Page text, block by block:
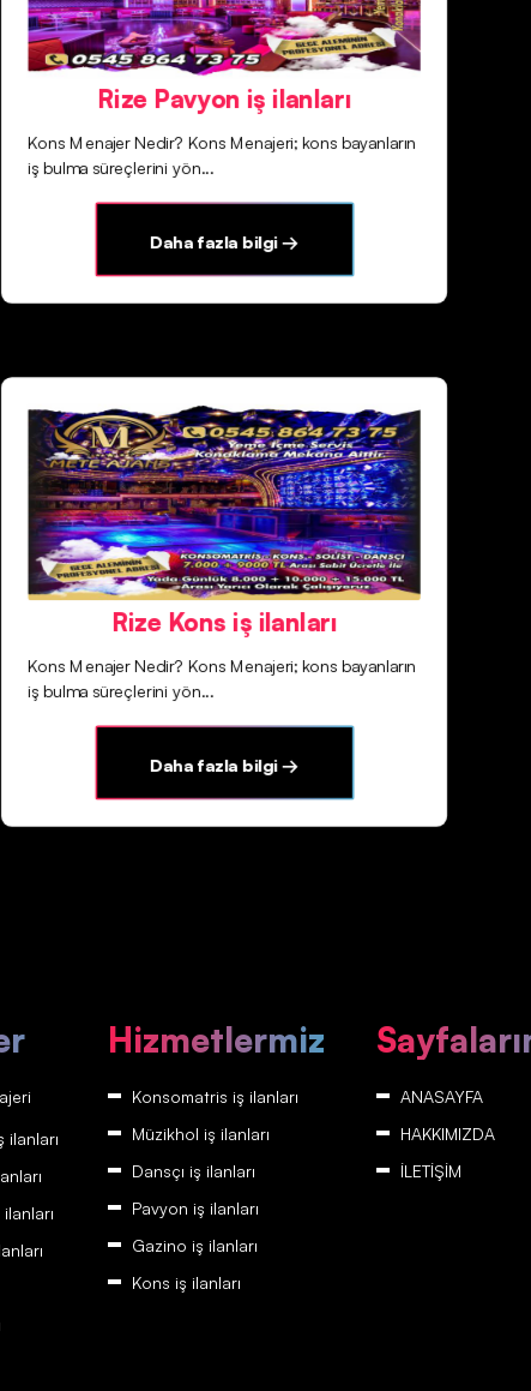
Rize Pavyon iş ilanları
Kons Menajer Nedir? Kons Menajeri; kons bayanların
iş bulma süreçlerini yön...
Daha fazla bilgi →
Rize Kons iş ilanları
Kons Menajer Nedir? Kons Menajeri; kons bayanların
iş bulma süreçlerini yön...
Daha fazla bilgi →
ilanları
Hizmetlermiz
Konsomatris iş ilanları
Müzikhol iş ilanları
Dansçı iş ilanları
Pavyon iş ilanları
Gazino iş ilanları
Kons iş ilanları
ANASAYFA
HAKKIMIZDA
İLETİŞİM